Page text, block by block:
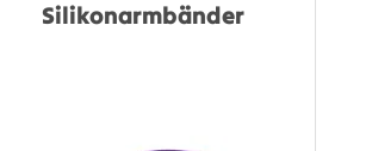
Silikonarmbänder